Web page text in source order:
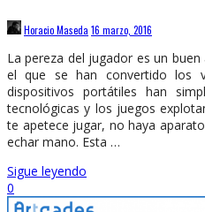
Horacio Maseda 16 marzo, 2016
La pereza del jugador es un
el que se han convertido los
dispositivos portátiles han
tecnológicas y los juegos
te apetece jugar, no haya
echar mano. Esta …
Sigue leyendo
0